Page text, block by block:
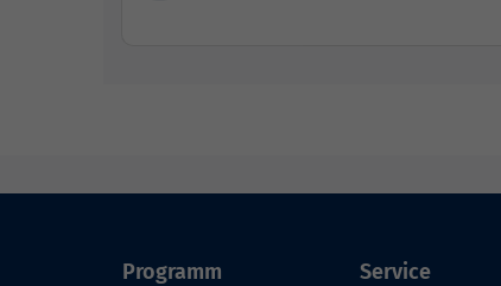
Programm Service